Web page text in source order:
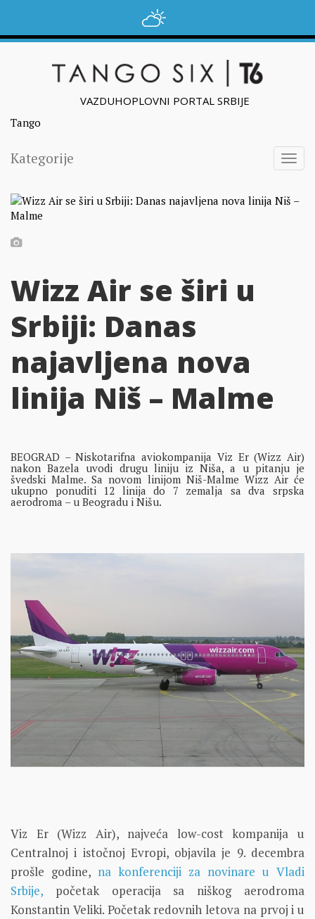
VAZDUHOPLOVNI PORTAL SRBIJE
Tango
Kategorije
Wizz Air se širi u
Srbiji: Danas
najavljena nova
linija Niš – Malme
BEOGRAD – Niskotarifna aviokompanija Viz Er (Wizz Air)
nakon Bazela uvodi drugu liniju iz Niša, a u pitanju je
švedski Malme. Sa novom linijom Niš-Malme Wizz Air će
ukupno ponuditi 12 linija do 7 zemalja sa dva srpska
aerodroma – u Beogradu i Nišu.
Viz Er (Wizz Air), najveća low-cost kompanija u
Centralnoj i istočnoj Evropi, objavila je 9. decembra
prošle godine, na konferenciji za novinare u Vladi
Srbije, početak operacija sa niškog aerodroma
Konstantin Veliki. Početak redovnih letova na prvoj i u